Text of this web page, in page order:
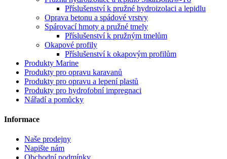
Příslušenství k pružné hydroizolaci a lepidlu
Oprava betonu a spádové vrstvy
Spárovací hmoty a pružné tmely
Příslušenství k pružným tmelům
Okapové profily
Příslušenství k okapovým profilům
Produkty Marine
Produkty pro opravu karavanů
Produkty pro opravu a lepení plastů
Produkty pro hydrofobní impregnaci
Nářadí a pomůcky
Informace
Naše prodejny
Napište nám